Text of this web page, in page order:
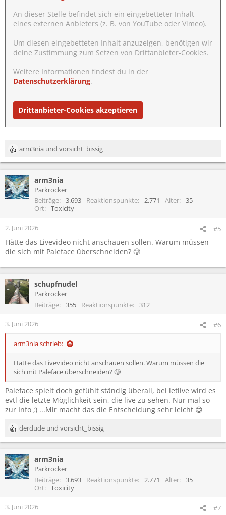
An dieser Stelle befindet sich ein eingebetteter Inhalt
eines externen Anbieters (z. B. von YouTube oder Vimeo).
Um diesen eingebetteten Inhalt anzuzeigen, benötigen wir
deine Zustimmung zum Setzen von Drittanbieter-Cookies.
Weitere Informationen findest du in der
Datenschutzerklärung.
Drittanbieter-Cookies akzeptieren
R
e
k
t
i
n
:
arm3nia und vorsicht_bissig
arm3nia
Parkrocker
Beiträge
3.693 Reaktionspunkte 2.771 Alter
35
Ort
Toxicity
2. Juni 2026 #5
Hätte das Livevideo nicht anschauen sollen. Warum müssen
die sich mit Paleface überschneiden? 🥲
schupfnudel
Parkrocker
Beiträge
355 Reaktionspunkte 312
3. Juni 2026 #6
arm3nia schrieb:
Hätte das Livevideo nicht anschauen sollen. Warum müssen die
sich mit Paleface überschneiden? 🥲
Paleface spielt doch gefühlt ständig überall, bei letlive wird es
evtl die letzte Möglichkeit sein, die live zu sehen. Nur mal so
zur Info ;) ...Mir macht das die Entscheidung sehr leicht 😅
R
e
k
t
i
n
derdude und vorsicht_bissig
arm3nia
Parkrocker
Beiträge
3.693 Reaktionspunkte 2.771 Alter
35
Ort
Toxicity
3. Juni 2026 #7